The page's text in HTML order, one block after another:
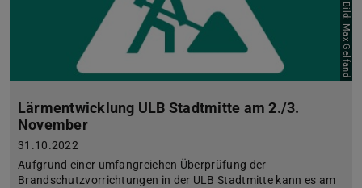
Bild: Max Gelfand
Lärmentwicklung ULB Stadtmitte am 2./3.
November
31.10.2022
Aufgrund einer umfangreichen Überprüfung der
Brandschutzvorrichtungen in der ULB Stadtmitte kann es am